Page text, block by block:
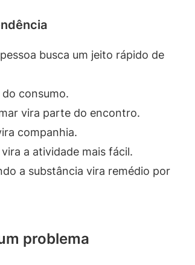
busca um jeito rápido de
consumo.
vira parte do encontro.
companhia.
a atividade mais fácil.
a substância vira remédio por
problema